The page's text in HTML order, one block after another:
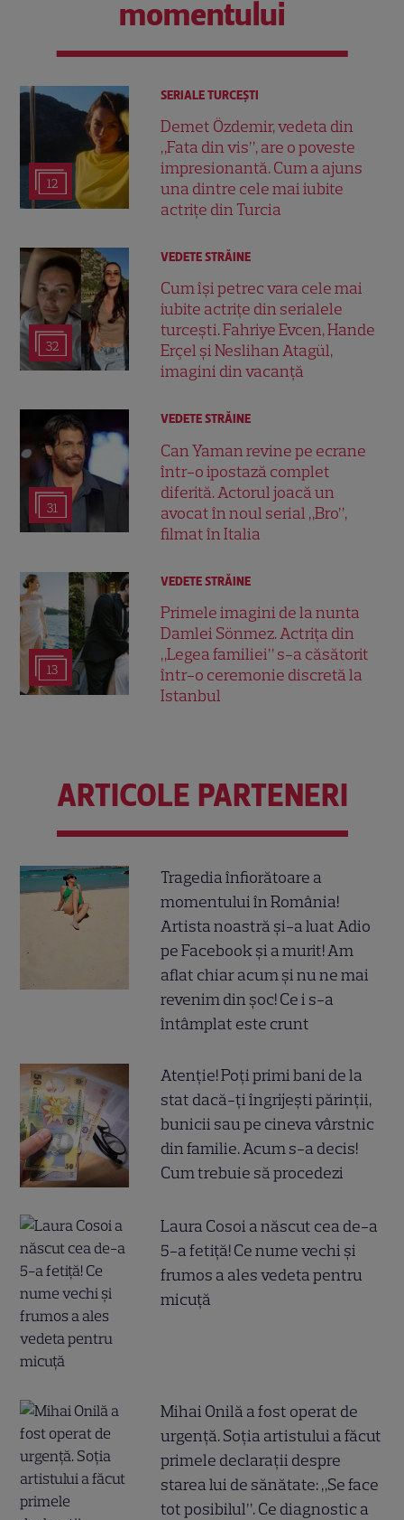
momentului
12
SERIALE TURCEŞTI
Demet Özdemir, vedeta din
„Fata din vis”, are o poveste
impresionantă. Cum a ajuns
una dintre cele mai iubite
actrițe din Turcia
32
VEDETE STRĂINE
Cum își petrec vara cele mai
iubite actrițe din serialele
turcești. Fahriye Evcen, Hande
Erçel și Neslihan Atagül,
imagini din vacanță
31
VEDETE STRĂINE
Can Yaman revine pe ecrane
într-o ipostază complet
diferită. Actorul joacă un
avocat în noul serial „Bro”,
filmat în Italia
13
VEDETE STRĂINE
Primele imagini de la nunta
Damlei Sönmez. Actrița din
„Legea familiei” s-a căsătorit
într-o ceremonie discretă la
Istanbul
ARTICOLE PARTENERI
Tragedia înfiorătoare a
momentului în România!
Artista noastră și-a luat Adio
pe Facebook și a murit! Am
aflat chiar acum și nu ne mai
revenim din șoc! Ce i s-a
întâmplat este crunt
Atenție! Poți primi bani de la
stat dacă-ți îngrijești părinții,
bunicii sau pe cineva vârstnic
din familie. Acum s-a decis!
Cum trebuie să procedezi
Laura Cosoi a născut cea de-a
5-a fetiță! Ce nume vechi și
frumos a ales vedeta pentru
micuță
Mihai Onilă a fost operat de
urgență. Soția artistului a făcut
primele declarații despre
starea lui de sănătate: „Se face
tot posibilul”. Ce diagnostic a